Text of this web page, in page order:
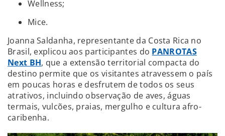
Wellness;
Mice.
Joanna Saldanha, representante da Costa Rica no
Brasil, explicou aos participantes do PANROTAS
Next BH, que a extensão territorial compacta do
destino permite que os visitantes atravessem o país
em poucas horas e desfrutem de todos os seus
atrativos, incluindo observação de aves, águas
termais, vulcões, praias, mergulho e cultura afro-
caribenha.